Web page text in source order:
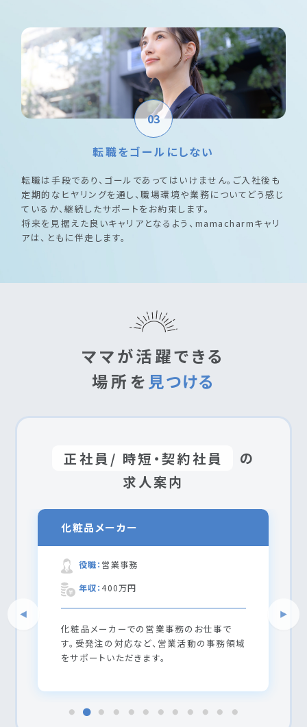
03
転職をゴールにしない
転職は手段であり、ゴールであってはいけません。ご入社後も
定期的なヒヤリングを通し、職場環境や業務についてどう感じ
ているか、継続したサポートをお約束します。
将来を見据えた良いキャリアとなるよう、mamacharmキャリ
アは、ともに伴走します。
ママが活躍できる
場所を見つける
正社員/ 時短・契約社員
の
求人案内
化粧品メーカー
役職： 営業事務
年収：400万円
化粧品メーカーでの営業事務のお仕事で
す。受発注の対応など、営業活動の事務領域
をサポートいただきます。